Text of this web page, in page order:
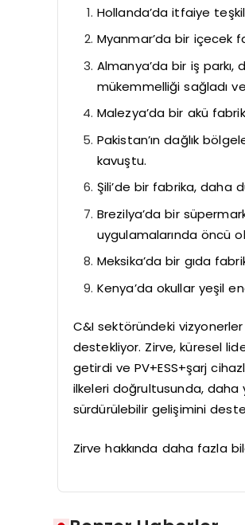
Hollanda’da itfaiye
Myanmar’da bir içecek
Almanya’da bir iş
mükemmelliği sağladı
Malezya’da bir akü
Pakistan’ın dağlık
kavuştu.
Şili’de bir fabrika, daha
Brezilya’da bir
uygulamalarında öncü
Meksika’da bir gıda
Kenya’da okullar yeşil
C&I sektöründeki
destekliyor. Zirve, küresel
getirdi ve PV+ESS+şarj
ilkeleri doğrultusunda, daha
sürdürülebilir gelişimini
Zirve hakkında daha fazla